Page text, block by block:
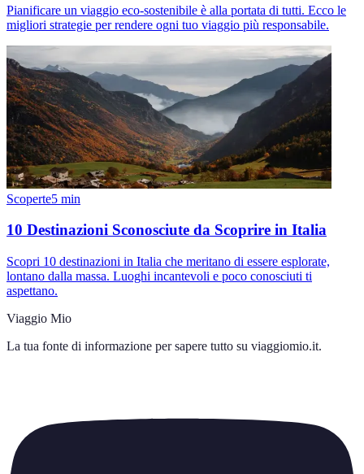
Pianificare un viaggio eco-sostenibile è alla portata di tutti. Ecco le
migliori strategie per rendere ogni tuo viaggio più responsabile.
Scoperte5 min
10 Destinazioni Sconosciute da Scoprire in Italia
Scopri 10 destinazioni in Italia che meritano di essere esplorate,
lontano dalla massa. Luoghi incantevoli e poco conosciuti ti
aspettano.
Viaggio Mio
La tua fonte di informazione per sapere tutto su viaggiomio.it.